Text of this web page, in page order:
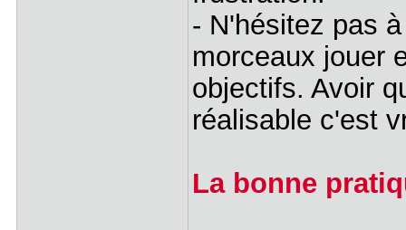
- N'hésitez pas
morceaux jouer
objectifs. Avoir
réalisable c'est
La bonne